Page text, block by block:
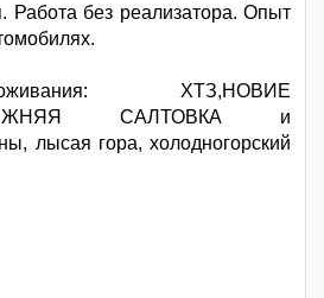
Работа без реализатора. Опыт
ХТЗ,НОВИЕ
САЛТОВКА и
лысая гора, холодногорский